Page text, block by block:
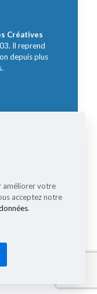
Créatives
Il reprend
depuis plus
de
Muffin group
améliorer votre
acceptez notre
.